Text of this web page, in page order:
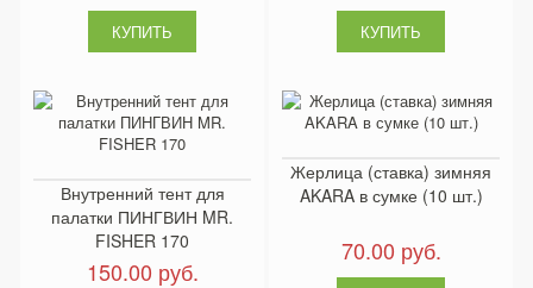
Внутренний тент для
палатки ПИНГВИН MR.
FISHER 170
150.00 руб.
Жерлица (ставка) зимняя
AKARA в сумке (10 шт.)
70.00 руб.